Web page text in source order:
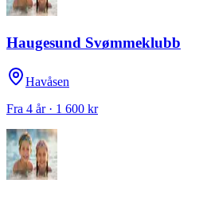
Haugesund Svømmeklubb
Havåsen
Fra 4 år · 1 600 kr